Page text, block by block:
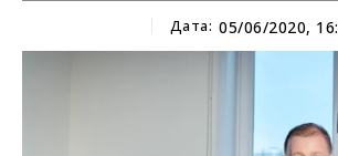
Дата: 05/06/2020,